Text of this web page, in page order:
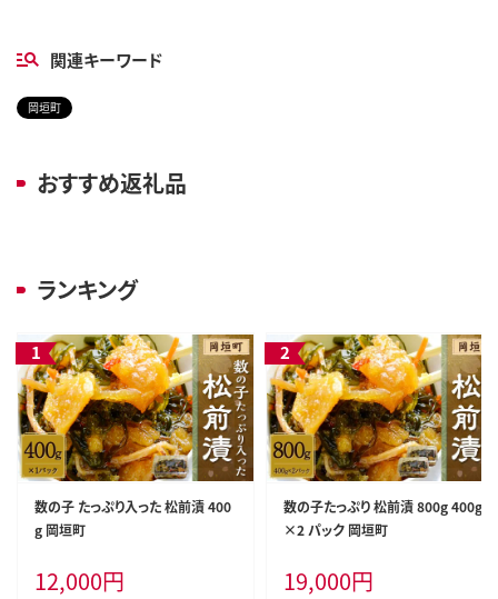
関連キーワード
岡垣町
おすすめ返礼品
ランキング
数の子 たっぷり入った 松前漬 400
g 岡垣町
12,000円
数の子たっぷり 松前漬 800g 400g
×2 パック 岡垣町
19,000円